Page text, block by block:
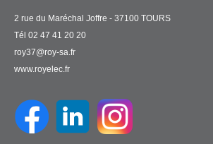
2 rue du Maréchal Joffre - 37100 TOURS
Tél 02 47 41 20 20
roy37@roy-sa.fr
www.royelec.fr